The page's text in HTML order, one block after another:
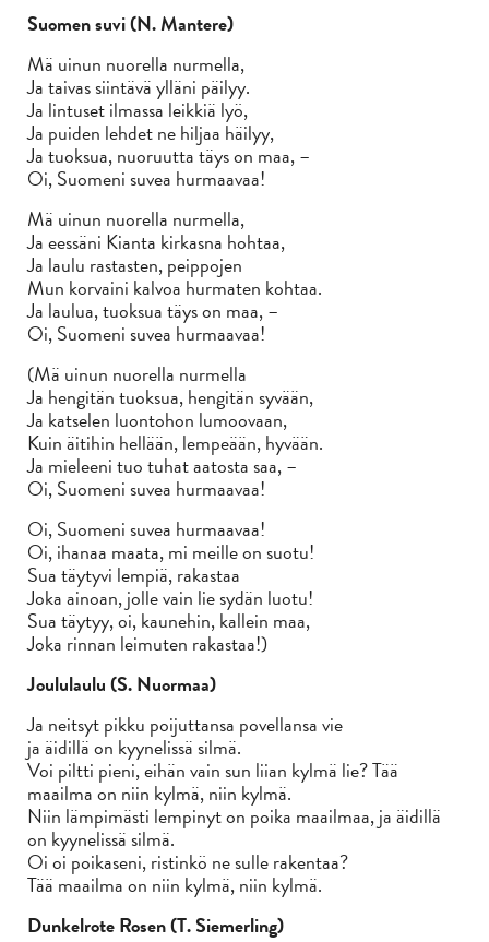
Suomen suvi (N. Mantere)
Mä uinun nuorella nurmella,
Ja taivas siintävä ylläni päilyy.
Ja lintuset ilmassa leikkiä lyö,
Ja puiden lehdet ne hiljaa häilyy,
Ja tuoksua, nuoruutta täys on maa, –
Oi, Suomeni suvea hurmaavaa!
Mä uinun nuorella nurmella,
Ja eessäni Kianta kirkasna hohtaa,
Ja laulu rastasten, peippojen
Mun korvaini kalvoa hurmaten kohtaa.
Ja laulua, tuoksua täys on maa, –
Oi, Suomeni suvea hurmaavaa!
(Mä uinun nuorella nurmella
Ja hengitän tuoksua, hengitän syvään,
Ja katselen luontohon lumoovaan,
Kuin äitihin hellään, lempeään, hyvään.
Ja mieleeni tuo tuhat aatosta saa, –
Oi, Suomeni suvea hurmaavaa!
Oi, Suomeni suvea hurmaavaa!
Oi, ihanaa maata, mi meille on suotu!
Sua täytyvi lempiä, rakastaa
Joka ainoan, jolle vain lie sydän luotu!
Sua täytyy, oi, kaunehin, kallein maa,
Joka rinnan leimuten rakastaa!)
Joululaulu (S. Nuormaa)
Ja neitsyt pikku poijuttansa povellansa vie
ja äidillä on kyynelissä silmä.
Voi piltti pieni, eihän vain sun liian kylmä lie? Tää
maailma on niin kylmä, niin kylmä.
Niin lämpimästi lempinyt on poika maailmaa, ja äidillä
on kyynelissä silmä.
Oi oi poikaseni, ristinkö ne sulle rakentaa?
Tää maailma on niin kylmä, niin kylmä.
Dunkelrote Rosen (T. Siemerling)